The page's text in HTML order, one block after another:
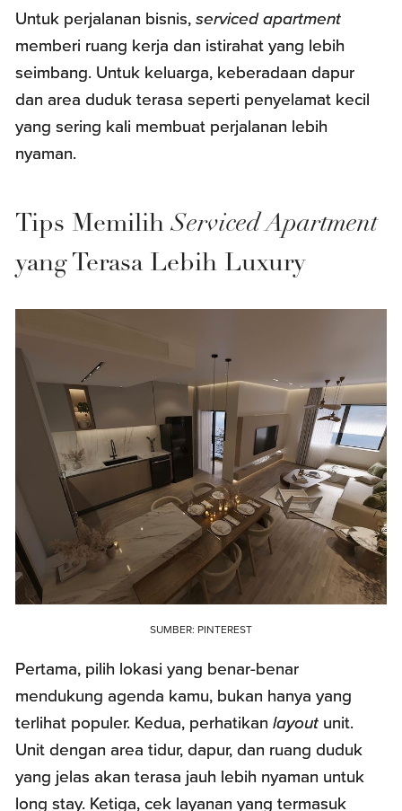
Untuk perjalanan bisnis,serviced apartment
memberi ruang kerja dan istirahat yang lebih
seimbang. Untuk keluarga, keberadaan dapur
dan area duduk terasa seperti penyelamat kecil
yang sering kali membuat perjalanan lebih
nyaman.
Tips MemilihServiced Apartment
yang Terasa Lebih Luxury
SUMBER: PINTEREST
Pertama, pilih lokasi yang benar-benar
mendukung agenda kamu, bukan hanya yang
terlihat populer. Kedua, perhatikanlayout unit.
Unit dengan area tidur, dapur, dan ruang duduk
yang jelas akan terasa jauh lebih nyaman untuk
long stay. Ketiga, cek layanan yang termasuk